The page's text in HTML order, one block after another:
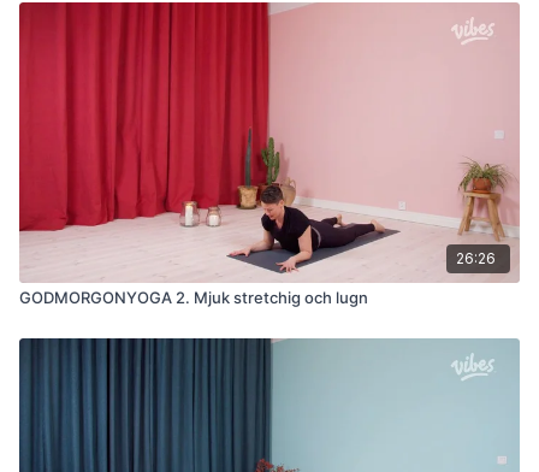
26:26
GODMORGONYOGA 2. Mjuk stretchig och lugn